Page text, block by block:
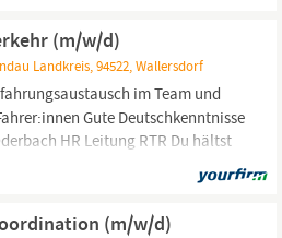
zum Einsatz in...
(m/w/d)
Landkreis, 94522, Wallersdorf
im Team und
Gute Deutschkenntnisse
HR Leitung RTR Du hältst
übernimmst und im
Du bei uns genau richtig.
(m/w/d)